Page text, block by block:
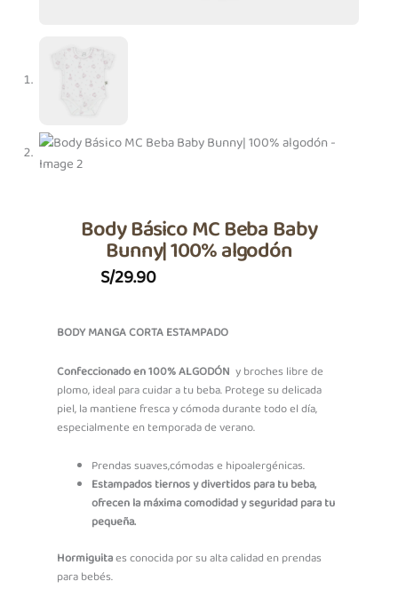
Body Básico MC Beba Baby
Bunny| 100% algodón
S/29.90
BODY MANGA CORTA ESTAMPADO
Confeccionado en 100% ALGODÓN y broches libre de
plomo, ideal para cuidar a tu beba. Protege su delicada
piel, la mantiene fresca y cómoda durante todo el día,
especialmente en temporada de verano.
Prendas suaves,cómodas e hipoalergénicas.
Estampados tiernos y divertidos para tu beba,
ofrecen la máxima comodidad y seguridad para tu
pequeña.
Hormiguitaes conocida por su alta calidad en prendas
para bebés.